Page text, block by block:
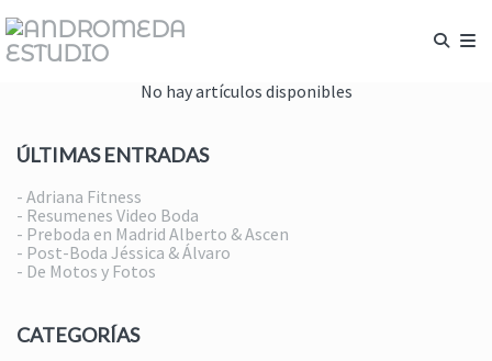
No hay artículos disponibles
ÚLTIMAS ENTRADAS
- Adriana Fitness
- Resumenes Video Boda
- Preboda en Madrid Alberto & Ascen
- Post-Boda Jéssica & Álvaro
- De Motos y Fotos
CATEGORÍAS